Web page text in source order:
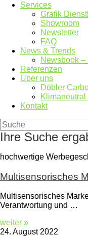
Services
Grafik
Showroom
Newsletter
FAQ
News & Trends
Newsbook
Referenzen
Über uns
Döbler
Klimaneutral
Kontakt
Ihre Suche
hochwertige
Multisensorisches
Multisensorisches
Verantwortung und …
weiter »
24. August 2022